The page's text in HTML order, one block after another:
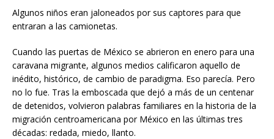
Algunos niños eran jaloneados por sus captores para que
entraran a las camionetas.
Cuando las puertas de México se abrieron en enero para una
caravana migrante, algunos medios calificaron aquello de
inédito, histórico, de cambio de paradigma. Eso parecía. Pero
no lo fue. Tras la emboscada que dejó a más de un centenar
de detenidos, volvieron palabras familiares en la historia de la
migración centroamericana por México en las últimas tres
décadas: redada, miedo, llanto.